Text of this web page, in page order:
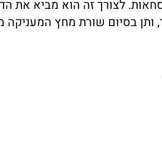
לצורך זה הוא מביא את
בסיום שורת מחץ